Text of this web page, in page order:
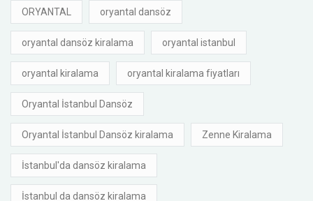
ORYANTAL oryantal dansöz
oryantal dansöz kiralama oryantal istanbul
oryantal kiralama oryantal kiralama fiyatları
Oryantal İstanbul Dansöz
Oryantal İstanbul Dansöz kiralama Zenne Kiralama
İstanbul'da dansöz kiralama
İstanbul da dansöz kiralama